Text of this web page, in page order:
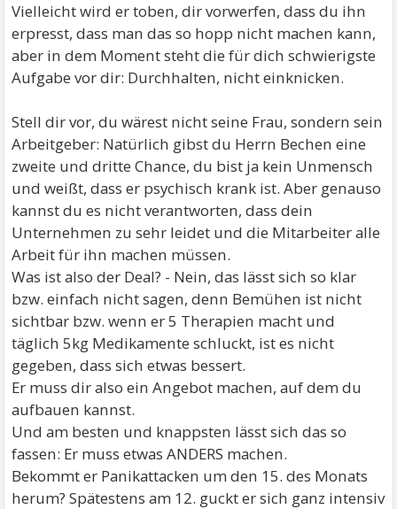
Vielleicht wird er toben, dir vorwerfen, dass du ihn
erpresst, dass man das so hopp nicht machen kann,
aber in dem Moment steht die für dich schwierigste
Aufgabe vor dir: Durchhalten, nicht einknicken.
Stell dir vor, du wärest nicht seine Frau, sondern sein
Arbeitgeber: Natürlich gibst du Herrn Bechen eine
zweite und dritte Chance, du bist ja kein Unmensch
und weißt, dass er psychisch krank ist. Aber genauso
kannst du es nicht verantworten, dass dein
Unternehmen zu sehr leidet und die Mitarbeiter alle
Arbeit für ihn machen müssen.
Was ist also der Deal? - Nein, das lässt sich so klar
bzw. einfach nicht sagen, denn Bemühen ist nicht
sichtbar bzw. wenn er 5 Therapien macht und
täglich 5kg Medikamente schluckt, ist es nicht
gegeben, dass sich etwas bessert.
Er muss dir also ein Angebot machen, auf dem du
aufbauen kannst.
Und am besten und knappsten lässt sich das so
fassen: Er muss etwas ANDERS machen.
Bekommt er Panikattacken um den 15. des Monats
herum? Spätestens am 12. guckt er sich ganz intensiv